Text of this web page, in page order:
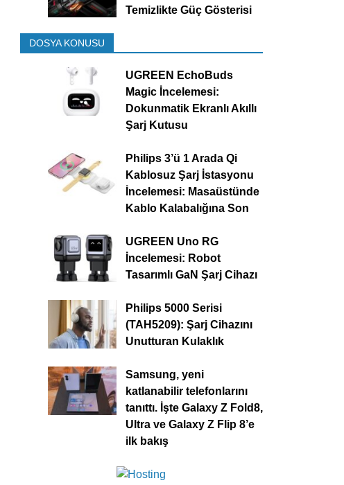
Temizlikte Güç Gösterisi
DOSYA KONUSU
UGREEN EchoBuds
Magic İncelemesi:
Dokunmatik Ekranlı Akıllı
Şarj Kutusu
Philips 3’ü 1 Arada Qi
Kablosuz Şarj İstasyonu
İncelemesi: Masaüstünde
Kablo Kalabalığına Son
UGREEN Uno RG
İncelemesi: Robot
Tasarımlı GaN Şarj Cihazı
Philips 5000 Serisi
(TAH5209): Şarj Cihazını
Unutturan Kulaklık
Samsung, yeni
katlanabilir telefonlarını
tanıttı. İşte Galaxy Z Fold8,
Ultra ve Galaxy Z Flip 8’e
ilk bakış